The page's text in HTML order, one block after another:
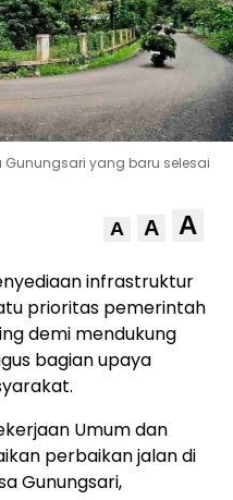
Gunungsari yang baru selesai
A A A
infrastruktur
prioritas pemerintah
demi mendukung
bagian upaya
Umum dan
perbaikan jalan di
Gunungsari,